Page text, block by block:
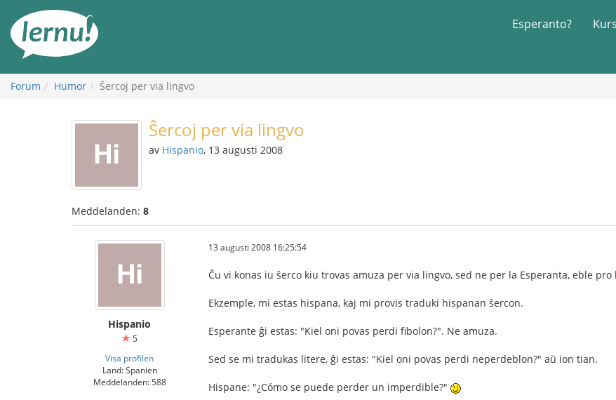
sidans
innehåll
Esperanto? Kurs
Forum Humor Ŝercoj per via lingvo
Ŝercoj per via lingvo
av Hispanio, 13 augusti 2008
Meddelanden: 8
Hispanio
5
Visa profilen
Land: Spanien
Meddelanden: 588
13 augusti 2008 16:25:54
Ĉu vi konas iu ŝerco kiu trovas amuza per via lingvo, sed ne per la Esperanta, eble
Ekzemple, mi estas hispana, kaj mi provis traduki hispanan ŝercon.
Esperante ĝi estas: "Kiel oni povas perdi fibolon?". Ne amuza.
Sed se mi tradukas litere, ĝi estas: "Kiel oni povas perdi neperdeblon?" aŭ ion tian.
Hispane: "¿Cómo se puede perder un imperdible?"